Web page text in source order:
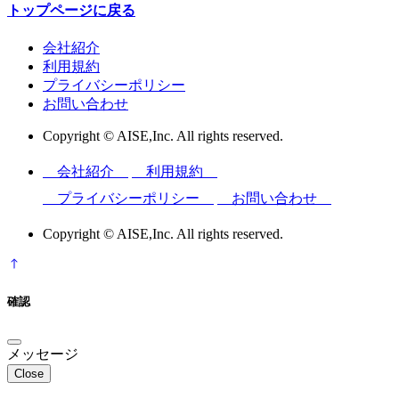
トップページに戻る
会社紹介
利用規約
プライバシーポリシー
お問い合わせ
Copyright © AISE,Inc. All rights reserved.
会社紹介
利用規約
プライバシーポリシー
お問い合わせ
Copyright © AISE,Inc. All rights reserved.
確認
メッセージ
Close